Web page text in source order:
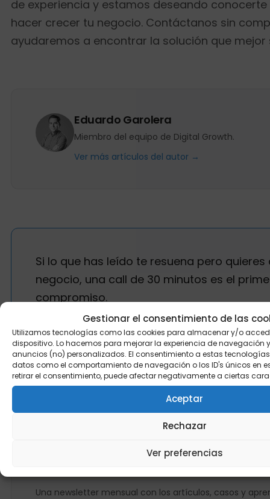
Gestionar el consentimiento de las
Utilizamos tecnologías como las cookies para almacenar y/o
dispositivo. Lo hacemos para mejorar la experiencia de navegación
anuncios (no) personalizados. El consentimiento a estas
datos como el comportamiento de navegación o los ID's únicos en
retirar el consentimiento, puede afectar negativamente a ciertas
Aceptar
Rechazar
Ver preferencias
de experiencia y estamos deseando
hacer crecer tu negocio. Contáctanos sin
ayudaremos a encontrar la solución que mejor
Eduardo Garolera
Miembro del equipo de Digital Growth.
Ver más artículos del autor →
Si lo que has leído te resuena pero
negocio, una call de 30 minutos es el
compromiso.
Habla con nosotros →
Una newsletter mensual con los artículos, casos y